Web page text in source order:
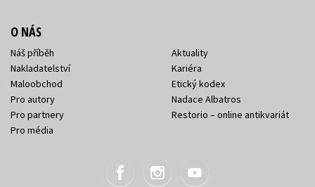
O NÁS
Náš příběh
Nakladatelství
Maloobchod
Pro autory
Pro partnery
Pro média
Aktuality
Kariéra
Etický kodex
Nadace Albatros
Restorio – online antikvariát